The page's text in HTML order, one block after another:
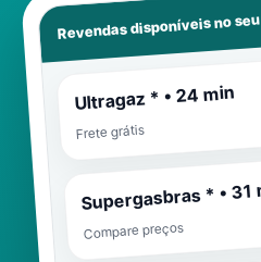
Revendas disponíveis no
Ultragaz * • 24 min
Frete grátis
Supergasbras * • 31
Compare preços